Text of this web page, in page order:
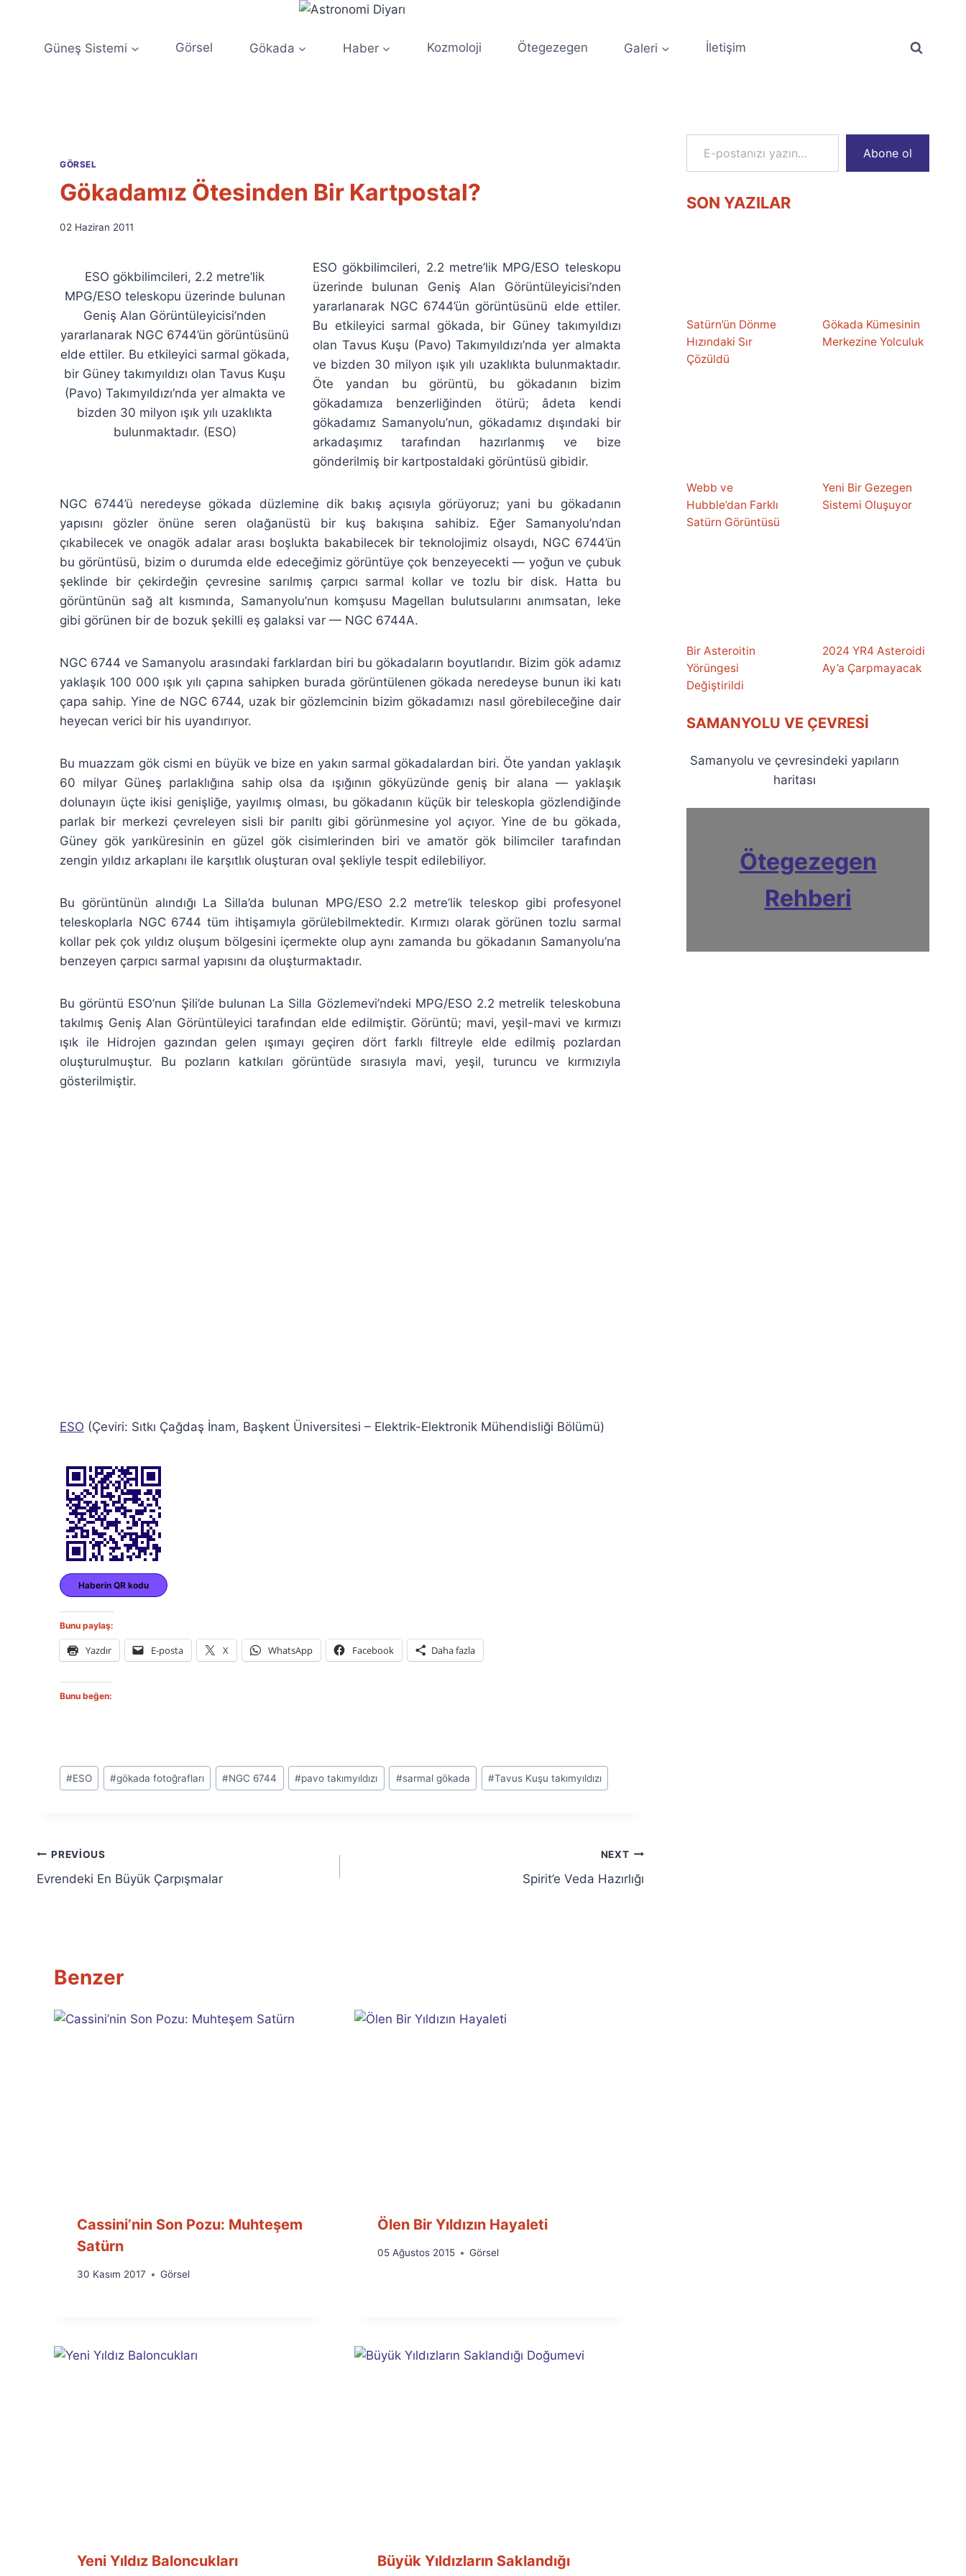
Güneş Sistemi Görsel Gökada Haber Kozmoloji Ötegezegen Galeri İletişim
GÖRSEL
Gökadamız Ötesinden Bir Kartpostal?
By
Özyar
02 Haziran 2011
ESO gökbilimcileri, 2.2 metre’lik
MPG/ESO teleskopu üzerinde bulunan
Geniş Alan Görüntüleyicisi’nden
yararlanarak NGC 6744’ün görüntüsünü
elde ettiler. Bu etkileyici sarmal gökada,
bir Güney takımyıldızı olan Tavus Kuşu
(Pavo) Takımyıldızı’nda yer almakta ve
bizden 30 milyon ışık yılı uzaklıkta
bulunmaktadır. (ESO)
ESO gökbilimcileri, 2.2 metre’lik MPG/ESO teleskopu
üzerinde bulunan Geniş Alan Görüntüleyicisi’nden
yararlanarak NGC 6744’ün görüntüsünü elde ettiler.
Bu etkileyici sarmal gökada, bir Güney takımyıldızı
olan Tavus Kuşu (Pavo) Takımyıldızı’nda yer almakta
ve bizden 30 milyon ışık yılı uzaklıkta bulunmaktadır.
Öte yandan bu görüntü, bu gökadanın bizim
gökadamıza benzerliğinden ötürü; âdeta kendi
gökadamız Samanyolu’nun, gökadamız dışındaki bir
arkadaşımız tarafından hazırlanmış ve bize
gönderilmiş bir kartpostaldaki görüntüsü gibidir.
NGC 6744’ü neredeyse gökada düzlemine dik bakış açısıyla görüyoruz; yani bu gökadanın
yapısını gözler önüne seren olağanüstü bir kuş bakışına sahibiz. Eğer Samanyolu’ndan
çıkabilecek ve onagök adalar arası boşlukta bakabilecek bir teknolojimiz olsaydı, NGC 6744’ün
bu görüntüsü, bizim o durumda elde edeceğimiz görüntüye çok benzeyecekti — yoğun ve çubuk
şeklinde bir çekirdeğin çevresine sarılmış çarpıcı sarmal kollar ve tozlu bir disk. Hatta bu
görüntünün sağ alt kısmında, Samanyolu’nun komşusu Magellan bulutsularını anımsatan, leke
gibi görünen bir de bozuk şekilli eş galaksi var — NGC 6744A.
NGC 6744 ve Samanyolu arasındaki farklardan biri bu gökadaların boyutlarıdır. Bizim gök adamız
yaklaşık 100 000 ışık yılı çapına sahipken burada görüntülenen gökada neredeyse bunun iki katı
çapa sahip. Yine de NGC 6744, uzak bir gözlemcinin bizim gökadamızı nasıl görebileceğine dair
heyecan verici bir his uyandırıyor.
Bu muazzam gök cismi en büyük ve bize en yakın sarmal gökadalardan biri. Öte yandan yaklaşık
60 milyar Güneş parlaklığına sahip olsa da ışığının gökyüzünde geniş bir alana — yaklaşık
dolunayın üçte ikisi genişliğe, yayılmış olması, bu gökadanın küçük bir teleskopla gözlendiğinde
parlak bir merkezi çevreleyen sisli bir parıltı gibi görünmesine yol açıyor. Yine de bu gökada,
Güney gök yarıküresinin en güzel gök cisimlerinden biri ve amatör gök bilimciler tarafından
zengin yıldız arkaplanı ile karşıtlık oluşturan oval şekliyle tespit edilebiliyor.
Bu görüntünün alındığı La Silla’da bulunan MPG/ESO 2.2 metre’lik teleskop gibi profesyonel
teleskoplarla NGC 6744 tüm ihtişamıyla görülebilmektedir. Kırmızı olarak görünen tozlu sarmal
kollar pek çok yıldız oluşum bölgesini içermekte olup aynı zamanda bu gökadanın Samanyolu’na
benzeyen çarpıcı sarmal yapısını da oluşturmaktadır.
Bu görüntü ESO’nun Şili’de bulunan La Silla Gözlemevi’ndeki MPG/ESO 2.2 metrelik teleskobuna
takılmış Geniş Alan Görüntüleyici tarafından elde edilmiştir. Görüntü; mavi, yeşil-mavi ve kırmızı
ışık ile Hidrojen gazından gelen ışımayı geçiren dört farklı filtreyle elde edilmiş pozlardan
oluşturulmuştur. Bu pozların katkıları görüntüde sırasıyla mavi, yeşil, turuncu ve kırmızıyla
gösterilmiştir.
ESO (Çeviri: Sıtkı Çağdaş İnam, Başkent Üniversitesi – Elektrik-Elektronik Mühendisliği Bölümü)
Haberin QR kodu
Bunu paylaş:
Yazdır E-posta X WhatsApp Facebook Daha fazla
Bunu beğen:
Post
Tags:
#ESO #gökada fotoğrafları #NGC 6744 #pavo takımyıldızı #sarmal gökada #Tavus Kuşu takımyıldızı
Yazı
gezinmesi
PREVIOUS
Evrendeki En Büyük Çarpışmalar
NEXT
Spirit’e Veda Hazırlığı
Benzer
Cassini’nin Son Pozu: Muhteşem
Satürn
By
30 Kasım 2017 Görsel
Ölen Bir Yıldızın Hayaleti
By
05 Ağustos 2015 Görsel
Yeni Yıldız Baloncukları
Büyük Yıldızların Saklandığı
E-postanızı yazın…
Abone ol
SON YAZILAR
Satürn’ün Dönme
Hızındaki Sır
Çözüldü
Gökada Kümesinin
Merkezine Yolculuk
Webb ve
Hubble’dan Farklı
Satürn Görüntüsü
Yeni Bir Gezegen
Sistemi Oluşuyor
Bir Asteroitin
Yörüngesi
Değiştirildi
2024 YR4 Asteroidi
Ay’a Çarpmayacak
SAMANYOLU VE ÇEVRESI
Samanyolu ve çevresindeki yapıların
haritası
Ötegezegen
Rehberi